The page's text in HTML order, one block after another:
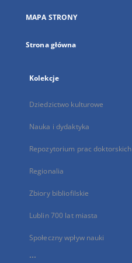
karcie
MAPA STRONY
Strona główna
Kolekcje
Dziedzictwo kulturowe
Nauka i dydaktyka
Repozytorium prac doktorskich
Regionalia
Zbiory bibliofilskie
Lublin 700 lat miasta
Społeczny wpływ nauki
...